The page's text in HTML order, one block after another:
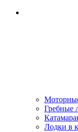
Гребные
Лодки в